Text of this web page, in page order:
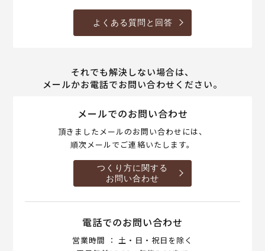
よくある質問と回答
それでも解決しない場合は、
メールかお電話でお問い合わせください。
メールでのお問い合わせ
頂きましたメールのお問い合わせには、
順次メールでご連絡いたします。
つくり方に関する
お問い合わせ
電話でのお問い合わせ
営業時間 ： 土・日・祝日を除く